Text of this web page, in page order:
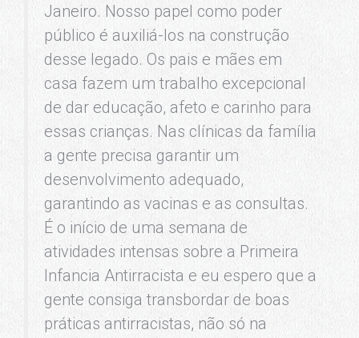
Janeiro. Nosso papel como poder
público é auxiliá-los na construção
desse legado. Os pais e mães em
casa fazem um trabalho excepcional
de dar educação, afeto e carinho para
essas crianças. Nas clínicas da família
a gente precisa garantir um
desenvolvimento adequado,
garantindo as vacinas e as consultas.
É o início de uma semana de
atividades intensas sobre a Primeira
Infancia Antirracista e eu espero que a
gente consiga transbordar de boas
práticas antirracistas, não só na